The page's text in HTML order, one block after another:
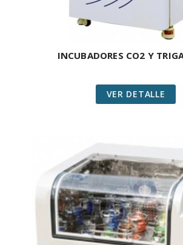
INCUBADORES CO2 Y
VER DETALLE